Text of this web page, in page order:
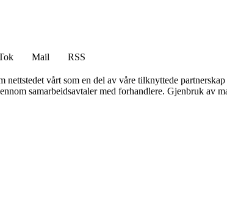
Mail
RSS
vårt som en del av våre tilknyttede
samarbeidsavtaler med forhandlere. Gjenbruk av